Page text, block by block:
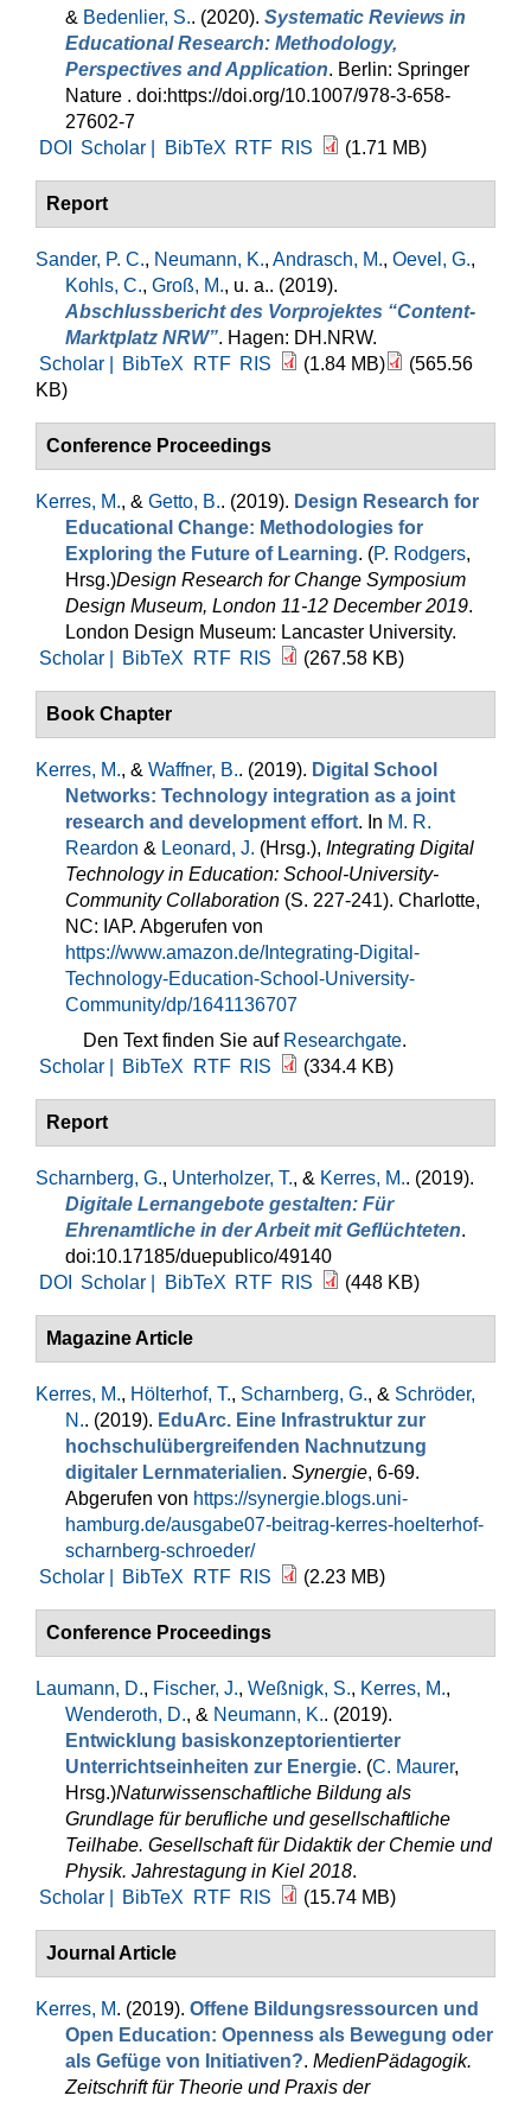
& Bedenlier, S.. (2020). Systematic Reviews in
Educational Research: Methodology,
Perspectives and Application. Berlin: Springer
Nature . doi:https://doi.org/10.1007/978-3-658-
27602-7
DOI
Scholar | BibTeX RTF RIS (1.71 MB)
Report
Sander, P. C., Neumann, K., Andrasch, M., Oevel, G.,
Kohls, C., Groß, M., u. a.. (2019).
Abschlussbericht des Vorprojektes “Content-
Marktplatz NRW”. Hagen: DH.NRW.
Scholar |
BibTeX RTF RIS (1.84 MB)
(565.56
KB)
Conference Proceedings
Kerres, M., & Getto, B.. (2019). Design Research for
Educational Change: Methodologies for
Exploring the Future of Learning. (P. Rodgers,
Hrsg.)Design Research for Change Symposium
Design Museum, London 11-12 December 2019.
London Design Museum: Lancaster University.
Scholar |
BibTeX RTF RIS (267.58 KB)
Book Chapter
Kerres, M., & Waffner, B.. (2019). Digital School
Networks: Technology integration as a joint
research and development effort. In M. R.
Reardon & Leonard, J. (Hrsg.), Integrating Digital
Technology in Education: School-University-
Community Collaboration (S. 227-241). Charlotte,
NC: IAP. Abgerufen von
https://www.amazon.de/Integrating-Digital-
Technology-Education-School-University-
Community/dp/1641136707
Den Text finden Sie auf Researchgate.
Scholar |
BibTeX RTF RIS (334.4 KB)
Report
Scharnberg, G., Unterholzer, T., & Kerres, M.. (2019).
Digitale Lernangebote gestalten: Für
Ehrenamtliche in der Arbeit mit Geflüchteten.
doi:10.17185/duepublico/49140
DOI
Scholar | BibTeX RTF RIS (448 KB)
Magazine Article
Kerres, M., Hölterhof, T., Scharnberg, G., & Schröder,
N.. (2019). EduArc. Eine Infrastruktur zur
hochschulübergreifenden Nachnutzung
digitaler Lernmaterialien. Synergie, 6-69.
Abgerufen von https://synergie.blogs.uni-
hamburg.de/ausgabe07-beitrag-kerres-hoelterhof-
scharnberg-schroeder/
Scholar |
BibTeX RTF RIS (2.23 MB)
Conference Proceedings
Laumann, D., Fischer, J., Weßnigk, S., Kerres, M.,
Wenderoth, D., & Neumann, K.. (2019).
Entwicklung basiskonzeptorientierter
Unterrichtseinheiten zur Energie. (C. Maurer,
Hrsg.)Naturwissenschaftliche Bildung als
Grundlage für berufliche und gesellschaftliche
Teilhabe. Gesellschaft für Didaktik der Chemie und
Physik. Jahrestagung in Kiel 2018.
Scholar |
BibTeX RTF RIS (15.74 MB)
Journal Article
Kerres, M. (2019). Offene Bildungsressourcen und
Open Education: Openness als Bewegung oder
als Gefüge von Initiativen?. MedienPädagogik.
Zeitschrift für Theorie und Praxis der